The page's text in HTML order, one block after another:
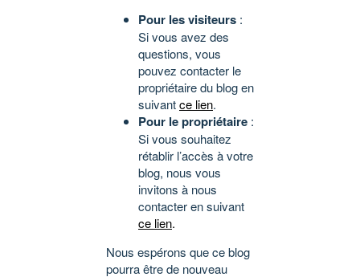
Pour les visiteurs :
Si vous avez des
questions, vous
pouvez contacter le
propriétaire du blog en
suivantce lien.
Pour le propriétaire :
Si vous souhaitez
rétablir l’accès à votre
blog, nous vous
invitons à nous
contacter en suivant
ce lien.
Nous espérons que ce blog
pourra être de nouveau